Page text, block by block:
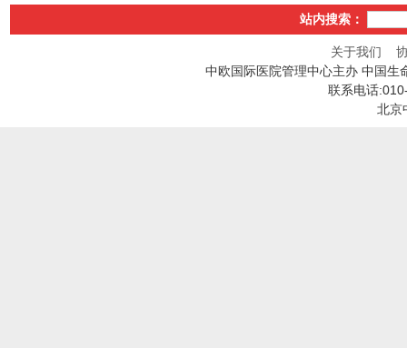
站内搜索：
关于我们
中欧国际医院管理中心主办 中国生
联系电话
北京